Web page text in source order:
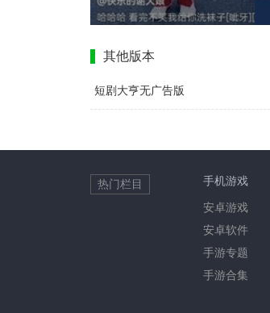
其他版本
短剧大亨无广告版
手机游戏
安卓游戏
安卓软件
手游专题
手游合集
热门栏目